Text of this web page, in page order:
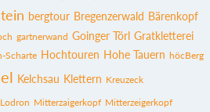
bergtour Bregenzerwald Bärenkopf
gartnerwand Goinger Törl Gratkletterei
Scharte Hochtouren Hohe Tauern höcBerg
Kelchsau Klettern Kreuzeck
Lodron Mitterzaigerkopf Mitterzeigerkopf